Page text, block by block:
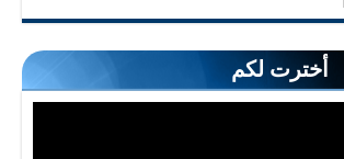
أخترت لكم